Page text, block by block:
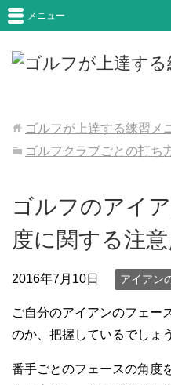
メニュー
ゴルフが上達する練習メ
ゴルフクラブごとの打ち
ゴルフのアイ
度に関する注
2016年7月10日 アイアン
ご自分のアイアンのフェー
のか、把握しているでしょ
番手ごとのフェースの角度